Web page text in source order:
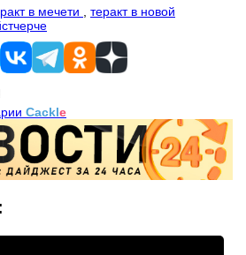
в мечети
теракт в новой
Cackle